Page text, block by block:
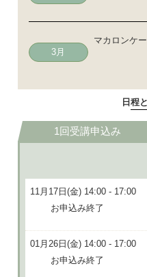
3月
マカロンケ
日程
1回受講申込み
11月17日(金) 14:00 - 17:00
お申込み終了
01月26日(金) 14:00 - 17:00
お申込み終了